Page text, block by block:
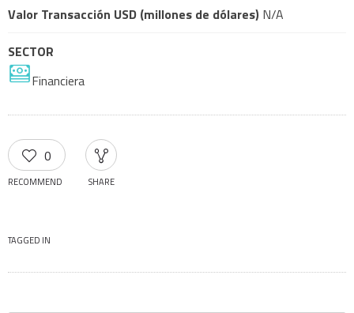
Valor Transacción USD (millones de dólares) N/A
SECTOR
Financiera
0
RECOMMEND SHARE
TAGGED IN